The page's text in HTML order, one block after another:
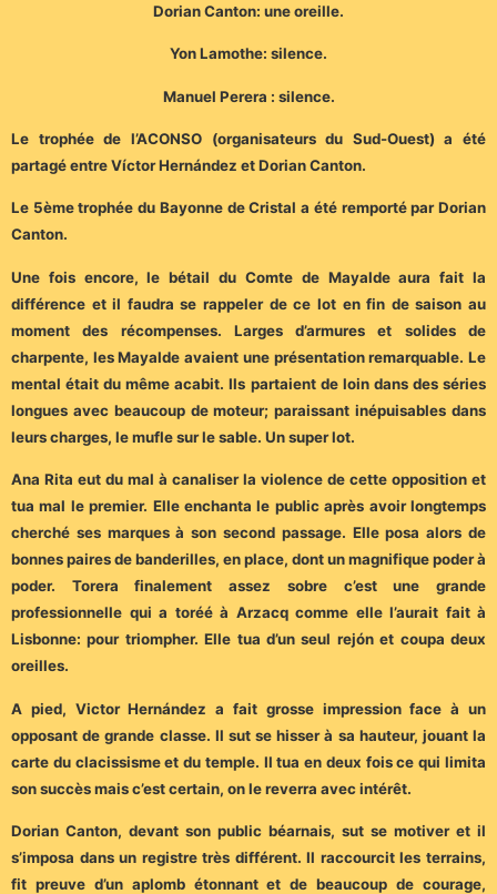
Dorian Canton: une oreille.
Yon Lamothe: silence.
Manuel Perera : silence.
Le trophée de l’ACONSO (organisateurs du Sud-Ouest) a été
partagé entre Víctor Hernández et Dorian Canton.
Le 5ème trophée du Bayonne de Cristal a été remporté par Dorian
Canton.
Une fois encore, le bétail du Comte de Mayalde aura fait la
différence et il faudra se rappeler de ce lot en fin de saison au
moment des récompenses. Larges d’armures et solides de
charpente, les Mayalde avaient une présentation remarquable. Le
mental était du même acabit. Ils partaient de loin dans des séries
longues avec beaucoup de moteur; paraissant inépuisables dans
leurs charges, le mufle sur le sable. Un super lot.
Ana Rita eut du mal à canaliser la violence de cette opposition et
tua mal le premier. Elle enchanta le public après avoir longtemps
cherché ses marques à son second passage. Elle posa alors de
bonnes paires de banderilles, en place, dont un magnifique poder à
poder. Torera finalement assez sobre c’est une grande
professionnelle qui a toréé à Arzacq comme elle l’aurait fait à
Lisbonne: pour triompher. Elle tua d’un seul rejón et coupa deux
oreilles.
A pied, Victor Hernández a fait grosse impression face à un
opposant de grande classe. Il sut se hisser à sa hauteur, jouant la
carte du clacissisme et du temple. Il tua en deux fois ce qui limita
son succès mais c’est certain, on le reverra avec intérêt.
Dorian Canton, devant son public béarnais, sut se motiver et il
s’imposa dans un registre très différent. Il raccourcit les terrains,
fit preuve d’un aplomb étonnant et de beaucoup de courage,